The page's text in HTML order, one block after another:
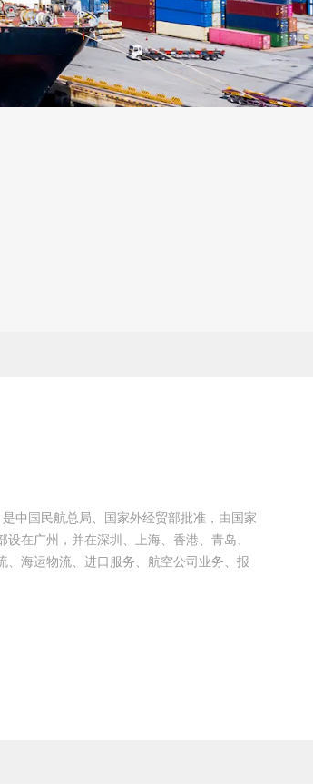
中国民航总局、国家外经贸部批准，由国家
在广州，并在深圳、上海、香港、青岛、
海运物流、进口服务、航空公司业务、报